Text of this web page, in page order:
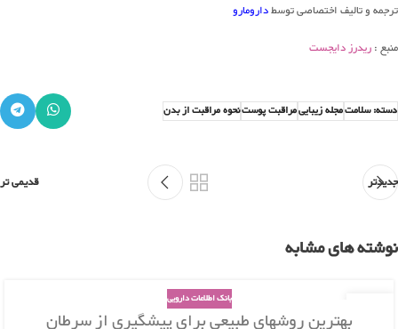
ترجمه و تالیف اختصاصی توسطدارومارو
منبع :ریدرز دایجست
دسته: سلامتمجله زیباییمراقبت پوستنحوه مراقبت از بدن
جدیدتر قدیمی تر
نوشته های مشابه
بانک اطلاعات دارویی
بهترین روشهای طبیعی برای پیشگیری از سرطان